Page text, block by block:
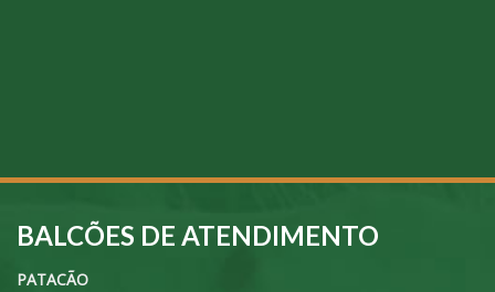
BALCÕES DE ATENDIMENTO
PATACÃO